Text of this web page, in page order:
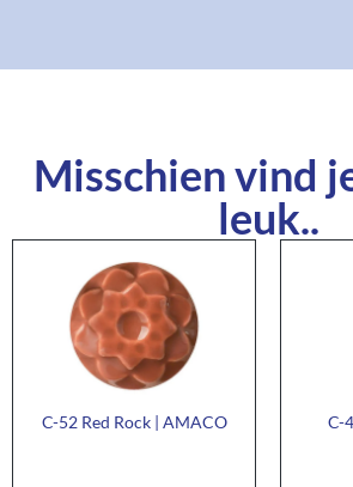
Misschien vind
leuk..
C-52 Red Rock | AMACO C-